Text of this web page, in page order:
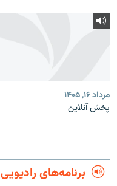
مرداد ۱۶, ۱۴۰۵
پخش آنلاین
برنامه‌های رادیویی